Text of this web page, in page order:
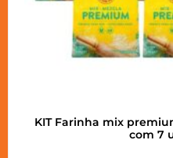
KIT Farinha mix
com 7